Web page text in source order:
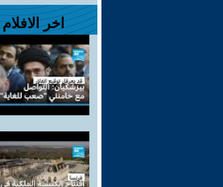
اخر الافلام